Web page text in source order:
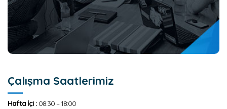
Çalışma Saatlerimiz
Hafta İçi : 08:30 – 18:00